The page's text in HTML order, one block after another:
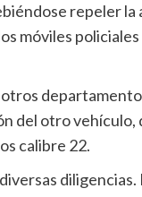
repeler la
móviles
del otro vehículo,
calibre 22.